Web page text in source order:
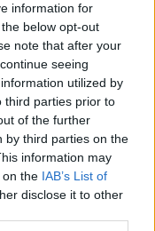
information for
below opt-out
note that after your
seeing
utilized by
third parties prior to
of the further
by third parties on the
information may
on the IAB’s List of
disclose it to other